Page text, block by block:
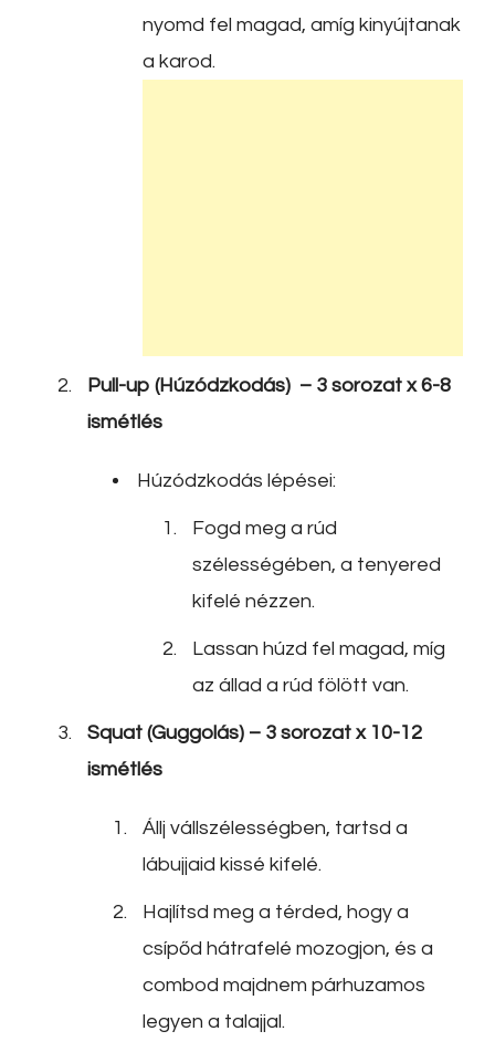
nyomd fel magad, amíg kinyújtanak
a karod.
Pull-up (Húzódzkodás) – 3 sorozat x 6-8
ismétlés
Húzódzkodás lépései:
Fogd meg a rúd
szélességében, a tenyered
kifelé nézzen.
Lassan húzd fel magad, míg
az állad a rúd fölött van.
Squat (Guggolás) – 3 sorozat x 10-12
ismétlés
Állj vállszélességben, tartsd a
lábujjaid kissé kifelé.
Hajlítsd meg a térded, hogy a
csípőd hátrafelé mozogjon, és a
combod majdnem párhuzamos
legyen a talajjal.